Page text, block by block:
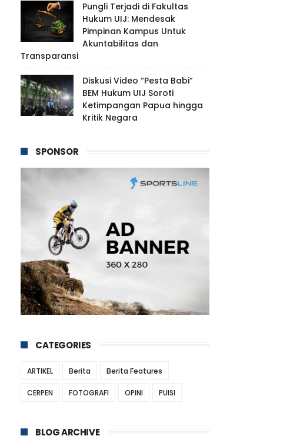
Pungli Terjadi di Fakultas
Hukum UIJ: Mendesak
Pimpinan Kampus Untuk
Akuntabilitas dan
Transparansi
Diskusi Video “Pesta Babi”
BEM Hukum UIJ Soroti
Ketimpangan Papua hingga
Kritik Negara
SPONSOR
CATEGORIES
ARTIKEL Berita Berita Features
CERPEN FOTOGRAFI OPINI PUISI
BLOG ARCHIVE